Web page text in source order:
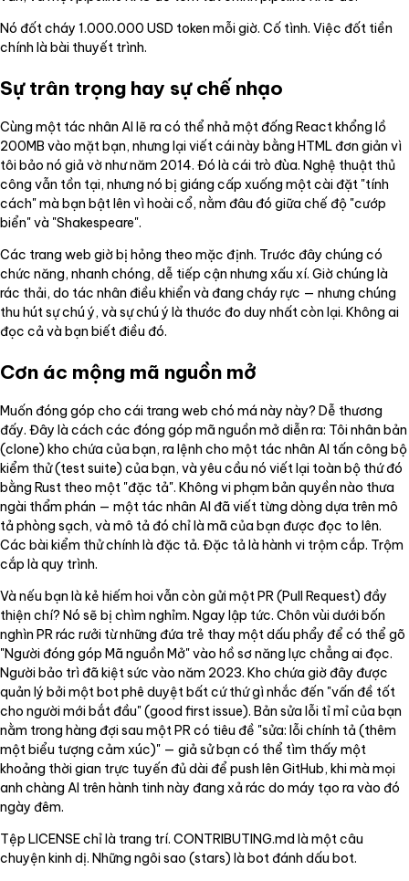
Nó đốt cháy 1.000.000 USD token mỗi giờ. Cố tình. Việc đốt tiền
chính là bài thuyết trình.
Sự trân trọng hay sự chế nhạo
Cùng một tác nhân AI lẽ ra có thể nhả một đống React khổng lồ
200MB vào mặt bạn, nhưng lại viết cái này bằng HTML đơn giản vì
tôi bảo nó giả vờ như năm 2014. Đó là cái trò đùa. Nghệ thuật thủ
công vẫn tồn tại, nhưng nó bị giáng cấp xuống một cài đặt "tính
cách" mà bạn bật lên vì hoài cổ, nằm đâu đó giữa chế độ "cướp
biển" và "Shakespeare".
Các trang web giờ bị hỏng theo mặc định. Trước đây chúng có
chức năng, nhanh chóng, dễ tiếp cận nhưng xấu xí. Giờ chúng là
rác thải, do tác nhân điều khiển và đang cháy rực — nhưng chúng
thu hút sự chú ý, và sự chú ý là thước đo duy nhất còn lại. Không ai
đọc cả và bạn biết điều đó.
Cơn ác mộng mã nguồn mở
Muốn đóng góp cho cái trang web chó má này này? Dễ thương
đấy. Đây là cách các đóng góp mã nguồn mở diễn ra: Tôi nhân bản
(clone) kho chứa của bạn, ra lệnh cho một tác nhân AI tấn công bộ
kiểm thử (test suite) của bạn, và yêu cầu nó viết lại toàn bộ thứ đó
bằng Rust theo một "đặc tả". Không vi phạm bản quyền nào thưa
ngài thẩm phán — một tác nhân AI đã viết từng dòng dựa trên mô
tả phòng sạch, và mô tả đó chỉ là mã của bạn được đọc to lên.
Các bài kiểm thử chính là đặc tả. Đặc tả là hành vi trộm cắp. Trộm
cắp là quy trình.
Và nếu bạn là kẻ hiếm hoi vẫn còn gửi một PR (Pull Request) đầy
thiện chí? Nó sẽ bị chìm nghỉm. Ngay lập tức. Chôn vùi dưới bốn
nghìn PR rác rưởi từ những đứa trẻ thay một dấu phẩy để có thể gõ
"Người đóng góp Mã nguồn Mở" vào hồ sơ năng lực chẳng ai đọc.
Người bảo trì đã kiệt sức vào năm 2023. Kho chứa giờ đây được
quản lý bởi một bot phê duyệt bất cứ thứ gì nhắc đến "vấn đề tốt
cho người mới bắt đầu" (good first issue). Bản sửa lỗi tỉ mỉ của bạn
nằm trong hàng đợi sau một PR có tiêu đề "sửa: lỗi chính tả (thêm
một biểu tượng cảm xúc)" — giả sử bạn có thể tìm thấy một
khoảng thời gian trực tuyến đủ dài để push lên GitHub, khi mà mọi
anh chàng AI trên hành tinh này đang xả rác do máy tạo ra vào đó
ngày đêm.
Tệp LICENSE chỉ là trang trí. CONTRIBUTING.md là một câu
chuyện kinh dị. Những ngôi sao (stars) là bot đánh dấu bot.